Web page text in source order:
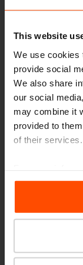
This website
We use cookies
provide social
We also share
our social
may combine it
provided to
of their services.
the Processing
secondo te
In fase di
mi sono
Tuttavia, con
questi
soprattutto
Oltre alla